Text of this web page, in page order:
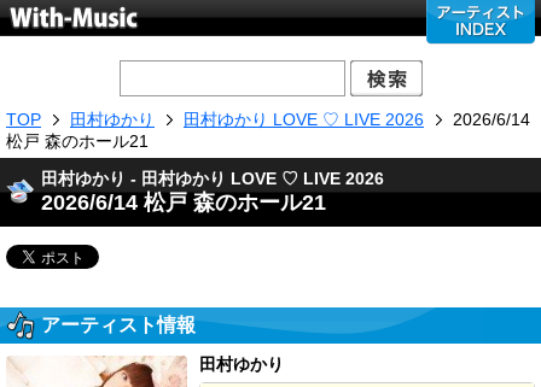
TOP 田村ゆかり 田村ゆかり LOVE ♡ LIVE 2026
2026/6/14
松戸 森のホール21
田村ゆかり - 田村ゆかり LOVE ♡ LIVE 2026
2026/6/14 松戸 森のホール21
アーティスト情報
田村ゆかり